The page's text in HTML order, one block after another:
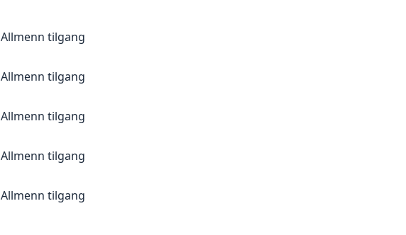
Allmenn tilgang
Allmenn tilgang
Allmenn tilgang
Allmenn tilgang
Allmenn tilgang